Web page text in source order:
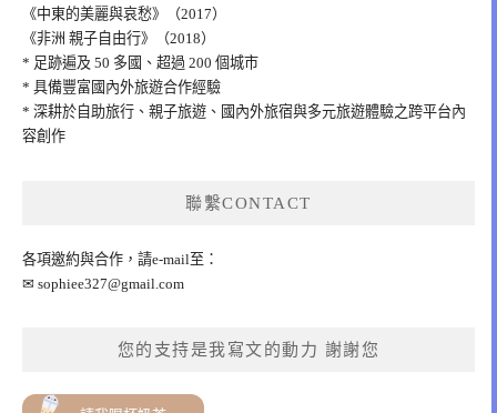
《中東的美麗與哀愁》（2017）
《非洲 親子自由行》（2018）
* 足跡遍及 50 多國、超過 200 個城市
* 具備豐富國內外旅遊合作經驗
* 深耕於自助旅行、親子旅遊、國內外旅宿與多元旅遊體驗之跨平台內
容創作
聯繫CONTACT
各項邀約與合作，請e-mail至：
✉ sophiee327@gmail.com
您的支持是我寫文的動力 謝謝您